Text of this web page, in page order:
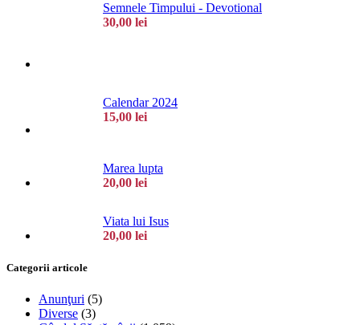
Semnele Timpului - Devotional
30,00 lei
Calendar 2024
15,00 lei
Marea lupta
20,00 lei
Viata lui Isus
20,00 lei
Categorii articole
Anunţuri (5)
Diverse (3)